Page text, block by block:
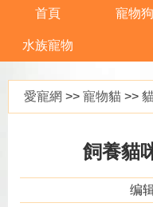
首頁 寵物狗
水族寵物
愛寵網 >> 寵物貓 >>
飼養貓
编